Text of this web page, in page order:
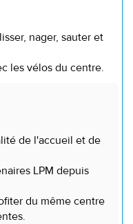
nager, sauter et
les vélos du centre.
de l'accueil et de
LPM depuis
du même centre